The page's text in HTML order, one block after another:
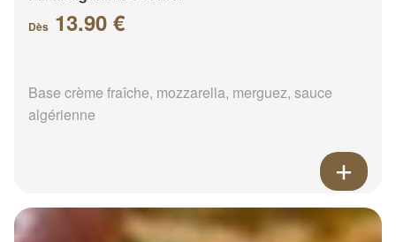
Dès 13.90 €
Base crème fraîche, mozzarella, merguez, sauce
algérienne